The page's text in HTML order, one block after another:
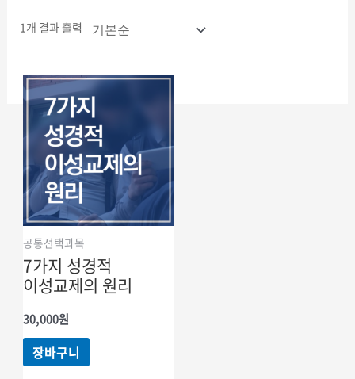
1개 결과 출력
공통선택과목
7가지 성경적
이성교제의 원리
30,000원
장바구니